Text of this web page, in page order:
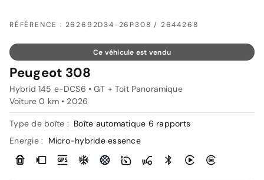
RÉFÉRENCE : 262692D34-26P308 / 2644268
Ce véhicule est vendu
Peugeot 308
Hybrid 145 e-DCS6 • GT + Toit Panoramique
Voiture 0 km • 2026
Type de boîte : Boîte automatique 6 rapports
Energie :
Micro-hybride essence